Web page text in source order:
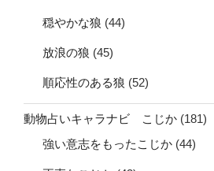
穏やかな狼 (44)
放浪の狼 (45)
順応性のある狼 (52)
動物占いキャラナビ こじか (181)
強い意志をもったこじか (44)